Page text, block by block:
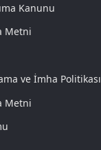
Kanunu
Metni
ve İmha Politikası
Metni